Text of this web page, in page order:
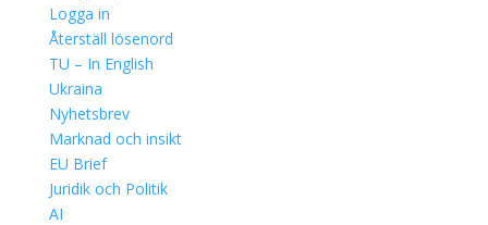
Logga in
Återställ lösenord
TU – In English
Ukraina
Nyhetsbrev
Marknad och insikt
EU Brief
Juridik och Politik
AI